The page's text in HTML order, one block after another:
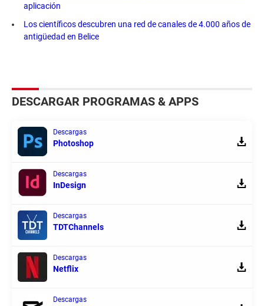
aplicación
Los científicos descubren una red de canales de 4.000 años de
antigüedad en Belice
DESCARGAR PROGRAMAS & APPS
Descargas
Photoshop
Descargas
InDesign
Descargas
TDTChannels
Descargas
Netflix
Descargas